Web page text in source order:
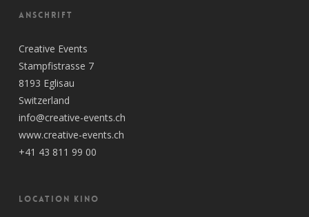
ANSCHRIFT
Creative Events
Stampfistrasse 7
8193 Eglisau
Switzerland
info@creative-events.ch
www.creative-events.ch
+41 43 811 99 00
LOCATION KINO